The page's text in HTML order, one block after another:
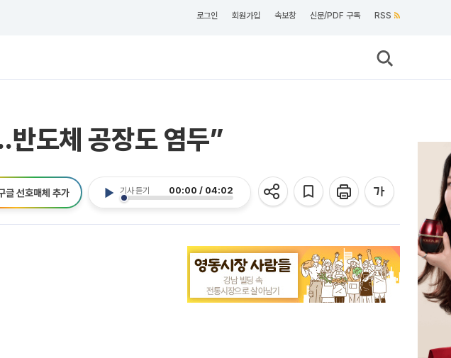
로그인 회원가입 속보창 신문/PDF 구독 RSS
도체 공장도 염두”
기사 듣기 00:00 / 04:02
글 선호매체 추가